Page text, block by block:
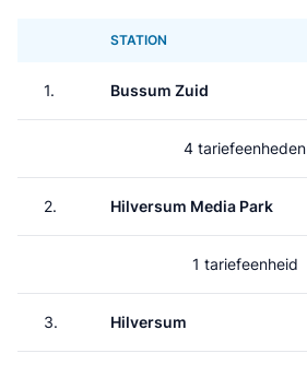
STATION
1. Bussum Zuid
4 tariefeenheden
2. Hilversum Media Park
1 tariefeenheid
3. Hilversum